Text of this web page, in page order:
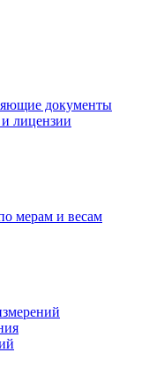
документы
лицензии
мерам и весам